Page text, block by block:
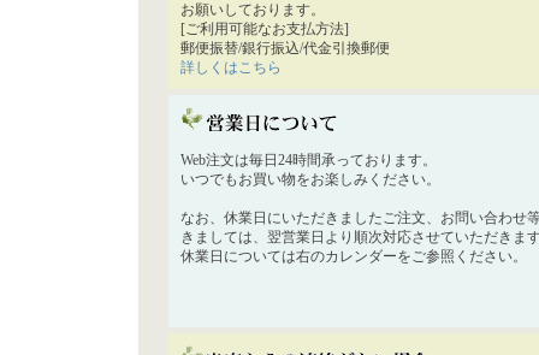
お願いしております。
[ご利用可能なお支払方法]
郵便振替/銀行振込/代金引換郵便
詳しくはこちら
Web注文は毎日24時間承っております。
いつでもお買い物をお楽しみください。
なお、休業日にいただきましたご注文、お問い合わせ
きましては、翌営業日より順次対応させていただきま
休業日については右のカレンダーをご参照ください。